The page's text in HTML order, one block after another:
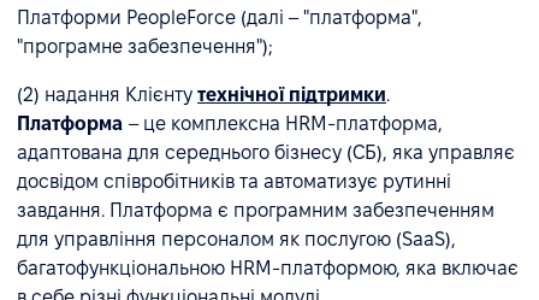
Платформи PeopleForce (далі – "платформа",
"програмне забезпечення");
(2) надання Клієнту технічної підтримки.
Платформа – це комплексна HRM-платформа,
адаптована для середнього бізнесу (СБ), яка управляє
досвідом співробітників та автоматизує рутинні
завдання. Платформа є програмним забезпеченням
для управління персоналом як послугою (SaaS),
багатофункціональною HRM-платформою, яка включає